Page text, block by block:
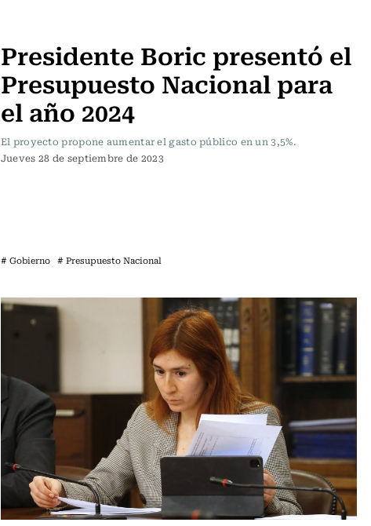
Presidente Boric presentó el
Presupuesto Nacional para
el año 2024
El proyecto propone aumentar el gasto público en un 3,5%.
Jueves 28 de septiembre de 2023
# Gobierno # Presupuesto Nacional